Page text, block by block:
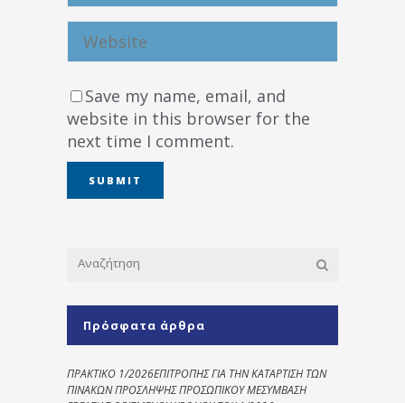
Save my name, email, and
website in this browser for the
next time I comment.
Πρόσφατα άρθρα
ΠΡΑΚΤΙΚΟ 1/2026ΕΠΙΤΡΟΠΗΣ ΓΙΑ ΤΗΝ ΚΑΤΑΡΤΙΣΗ ΤΩΝ
ΠΙΝΑΚΩΝ ΠΡΟΣΛΗΨΗΣ ΠΡΟΣΩΠΙΚΟΥ ΜΕΣΥΜΒΑΣΗ